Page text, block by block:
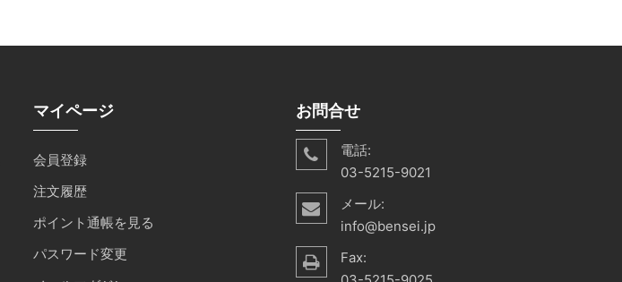
マイページ
会員登録
注文履歴
ポイント通帳を見る
パスワード変更
お問合せ
電話:
03-5215-9021
メール:
info@bensei.jp
Fax: